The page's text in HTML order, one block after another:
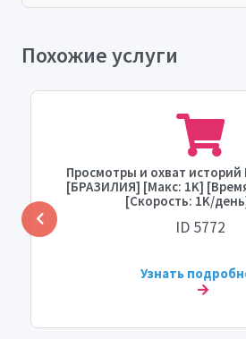
Похожие услуги
Просмотры и охват
[БРАЗИЛИЯ] [Макс: 1K]
[Скорость: 1K/
ID 5772
Узнать